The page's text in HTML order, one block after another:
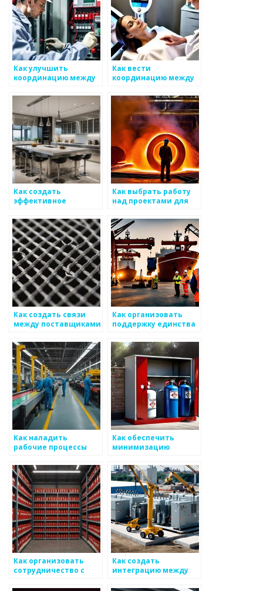
Как улучшить
координацию между
производстве
металлоизделий
Как вести
координацию между
регионами для
поставок
металоизделий
Как создать
эффективное
между отделами в
компании по
металлоизделиям
Как выбрать работу
над проектами для
использования
металоизделий
Как создать связи
между поставщиками
металоизделий
Как организовать
поддержку единства
команд по
производству
металоизделий
Как наладить
рабочие процессы
для производства
металлоизделий
Как обеспечить
минимизацию
окружающую среду
при производстве
металоизделий
Как организовать
сотрудничество с
для продвижения
Как создать
интеграцию между
производителями